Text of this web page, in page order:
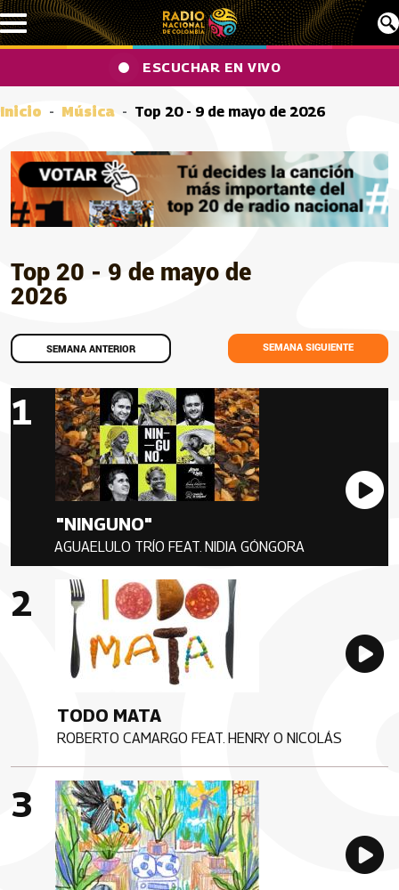
Pasar al contenido principal
ESCUCHAR EN VIVO
Inicio Música Top 20 - 9 de mayo de 2026
Top 20 - 9 de mayo de
2026
SEMANA ANTERIOR SEMANA SIGUIENTE
CancionesImagen portada
"NINGUNO"
Artista
AGUAELULO TRÍO FEAT. NIDIA GÓNGORA
Imagen portada
TODO MATA
Artista
ROBERTO CAMARGO FEAT. HENRY O NICOLÁS
Imagen portada